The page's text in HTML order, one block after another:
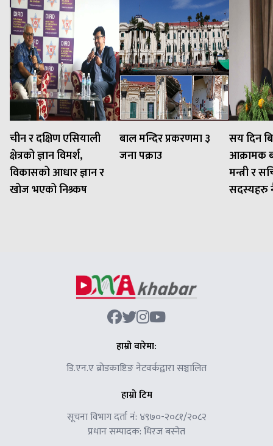
चीन र दक्षिण एसियाली
क्षेत्रको ज्ञान विमर्श,
विकासको आधार ज्ञान र
खोज भएको निश्र्कष
बाल मन्दिर प्रकरणमा ३
जना पक्राउ
सय दिन
आक्रामक
मन्त्री र
सदस्यहरु
हाम्रो वारेमा:
डि.एन.ए ब्रोडकाष्टिङ नेटवर्कद्वारा सञ्चालित
हाम्रो टिम
सूचना विभाग दर्ता नं: ४९७०-२०८१/२०८२
प्रधान सम्पादक: धिरज बस्नेत